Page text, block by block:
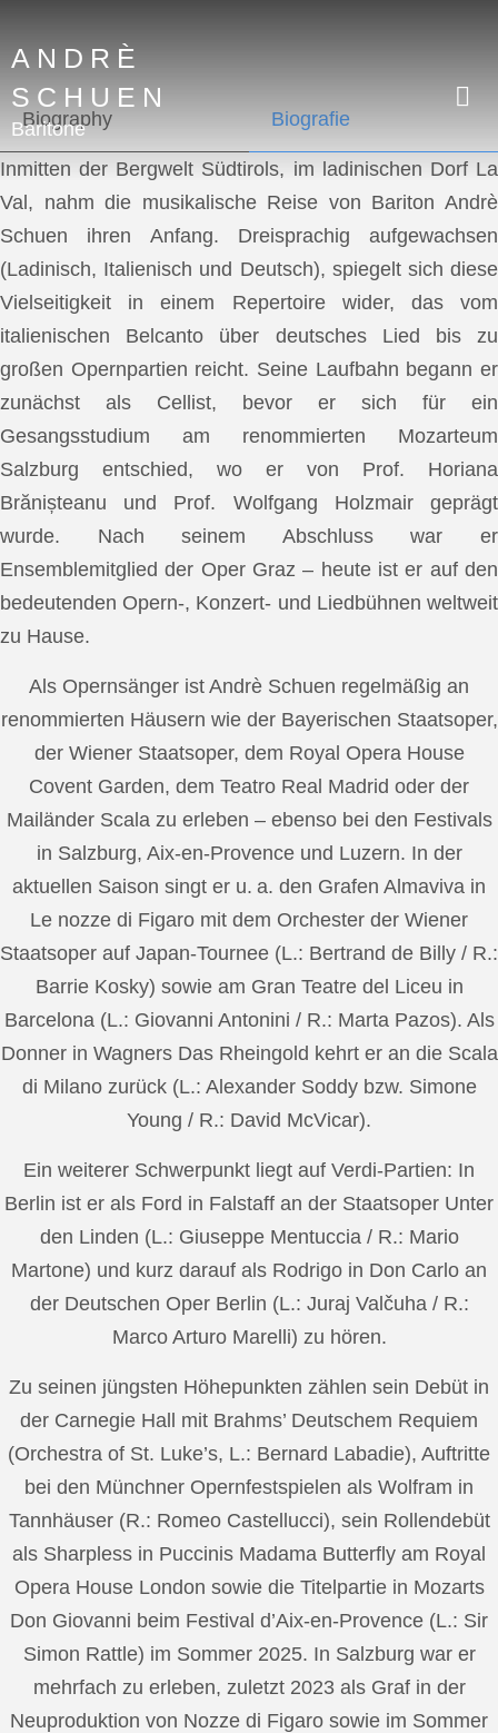
ANDRÈ
SCHUEN
Baritone
Biography Biografie
Inmitten der Bergwelt Südtirols, im ladinischen Dorf La
Val, nahm die musikalische Reise von Bariton Andrè
Schuen ihren Anfang. Dreisprachig aufgewachsen
(Ladinisch, Italienisch und Deutsch), spiegelt sich diese
Vielseitigkeit in einem Repertoire wider, das vom
italienischen Belcanto über deutsches Lied bis zu
großen Opernpartien reicht. Seine Laufbahn begann er
zunächst als Cellist, bevor er sich für ein
Gesangsstudium am renommierten Mozarteum
Salzburg entschied, wo er von Prof. Horiana
Brănișteanu und Prof. Wolfgang Holzmair geprägt
wurde. Nach seinem Abschluss war er
Ensemblemitglied der Oper Graz – heute ist er auf den
bedeutenden Opern-, Konzert- und Liedbühnen weltweit
zu Hause.
Als Opernsänger ist Andrè Schuen regelmäßig an
renommierten Häusern wie der Bayerischen Staatsoper,
der Wiener Staatsoper, dem Royal Opera House
Covent Garden, dem Teatro Real Madrid oder der
Mailänder Scala zu erleben – ebenso bei den Festivals
in Salzburg, Aix-en-Provence und Luzern. In der
aktuellen Saison singt er u. a. den Grafen Almaviva in
Le nozze di Figaro mit dem Orchester der Wiener
Staatsoper auf Japan-Tournee (L.: Bertrand de Billy / R.:
Barrie Kosky) sowie am Gran Teatre del Liceu in
Barcelona (L.: Giovanni Antonini / R.: Marta Pazos). Als
Donner in Wagners Das Rheingold kehrt er an die Scala
di Milano zurück (L.: Alexander Soddy bzw. Simone
Young / R.: David McVicar).
Ein weiterer Schwerpunkt liegt auf Verdi-Partien: In
Berlin ist er als Ford in Falstaff an der Staatsoper Unter
den Linden (L.: Giuseppe Mentuccia / R.: Mario
Martone) und kurz darauf als Rodrigo in Don Carlo an
der Deutschen Oper Berlin (L.: Juraj Valčuha / R.:
Marco Arturo Marelli) zu hören.
Zu seinen jüngsten Höhepunkten zählen sein Debüt in
der Carnegie Hall mit Brahms’ Deutschem Requiem
(Orchestra of St. Luke’s, L.: Bernard Labadie), Auftritte
bei den Münchner Opernfestspielen als Wolfram in
Tannhäuser (R.: Romeo Castellucci), sein Rollendebüt
als Sharpless in Puccinis Madama Butterfly am Royal
Opera House London sowie die Titelpartie in Mozarts
Don Giovanni beim Festival d’Aix-en-Provence (L.: Sir
Simon Rattle) im Sommer 2025. In Salzburg war er
mehrfach zu erleben, zuletzt 2023 als Graf in der
Neuproduktion von Nozze di Figaro sowie im Sommer